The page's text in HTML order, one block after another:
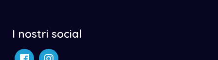
I nostri social